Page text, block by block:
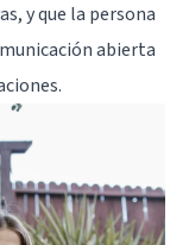
y que la persona
abierta